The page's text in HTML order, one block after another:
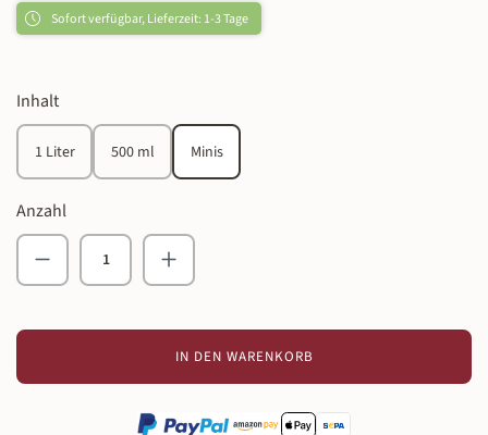
Sofort verfügbar, Lieferzeit: 1-3 Tage
Inhaltauswählen
1 Liter 500 ml Minis
Anzahl
Produkt Anzahl: Gib den gewünschten Wert
IN DEN WARENKORB